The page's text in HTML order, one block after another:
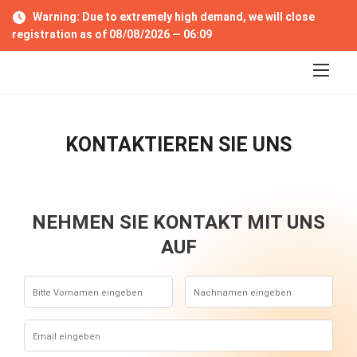
p
Warning: Due to extremely high demand, we will close
registration as of 08/08/2026 — 06:09
KONTAKTIEREN SIE UNS
NEHMEN SIE KONTAKT MIT UNS
AUF